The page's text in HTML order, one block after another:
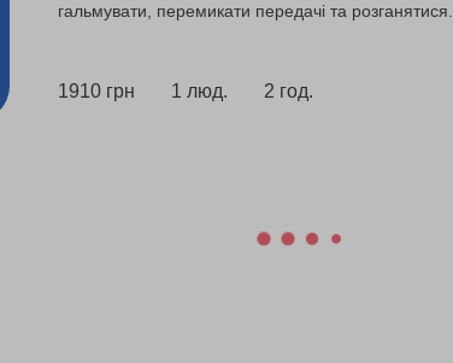
гальмувати, перемикати передачі та розганятися.
1910 грн 1 люд. 2 год.